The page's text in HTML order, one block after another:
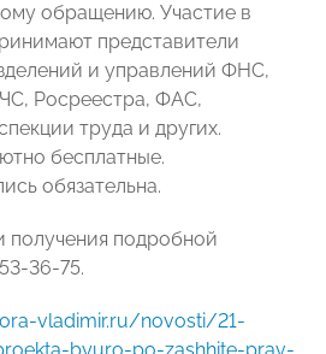
обращению. Участие в
представители
и управлений ФНС,
Росреестра, ФАС,
труда и других.
бесплатные.
обязательна.
получения подробной
36-75.
vladimir.ru/novosti/21-